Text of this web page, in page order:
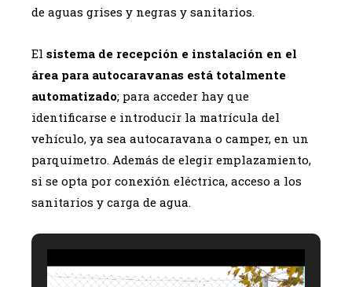
de aguas grises y negras y sanitarios.
El sistema de recepción e instalación en el
área para autocaravanas está totalmente
automatizado; para acceder hay que
identificarse e introducir la matrícula del
vehículo, ya sea autocaravana o camper, en un
parquímetro. Además de elegir emplazamiento,
si se opta por conexión eléctrica, acceso a los
sanitarios y carga de agua.